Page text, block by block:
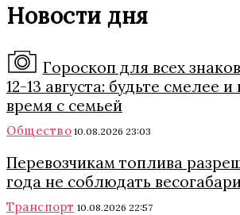
Новости дня
Гороскоп для всех
12-13 августа: будьте смелее
время с семьей
Общество 10.08.2026 23:03
Перевозчикам топлива
года не соблюдать
Транспорт 10.08.2026 22:57